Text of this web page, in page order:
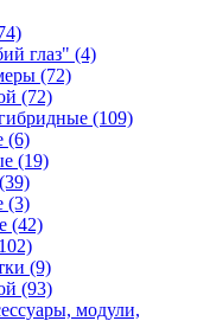
глаз" (4)
(72)
(72)
(109)
(6)
(19)
(39)
(3)
(42)
(9)
(93)
модули,